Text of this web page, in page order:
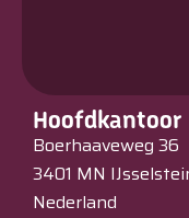
Hoofdkantoor
Boerhaaveweg 36
3401 MN
Nederland